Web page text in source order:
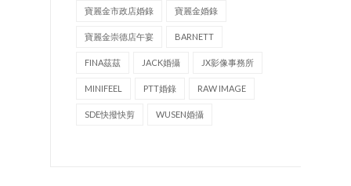
寶麗金市政店婚錄 寶麗金婚錄
寶麗金崇德店午宴 BARNETT
FINA茲茲 JACK婚攝 JX影像事務所
MINIFEEL PTT婚錄 RAW IMAGE
SDE快撥快剪 WUSEN婚攝